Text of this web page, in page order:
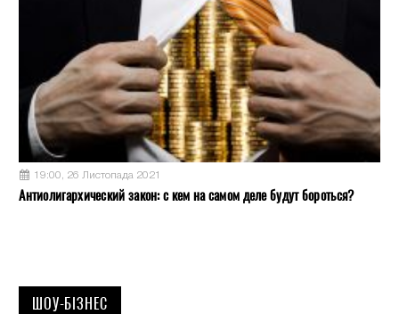
19:00, 26 Листопада 2021
Антиолигархический закон: с кем на самом деле будут бороться?
ШОУ-БІЗНЕС